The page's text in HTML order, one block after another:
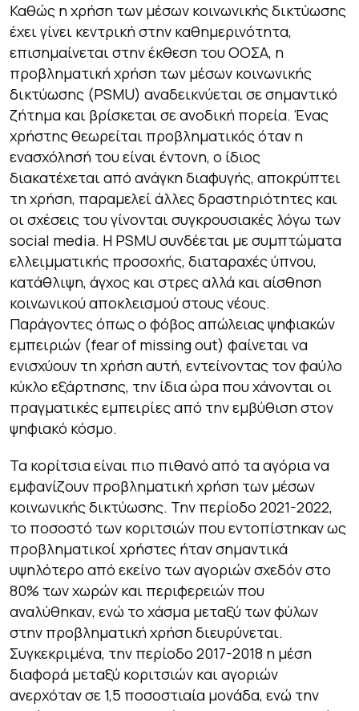
Καθώς η χρήση των μέσων κοινωνικής δικτύωσης
έχει γίνει κεντρική στην καθημερινότητα,
επισημαίνεται στην έκθεση του ΟΟΣΑ, η
προβληματική χρήση των μέσων κοινωνικής
δικτύωσης (PSMU) αναδεικνύεται σε σημαντικό
ζήτημα και βρίσκεται σε ανοδική πορεία. Ένας
χρήστης θεωρείται προβληματικός όταν η
ενασχόλησή του είναι έντονη, ο ίδιος
διακατέχεται από ανάγκη διαφυγής, αποκρύπτει
τη χρήση, παραμελεί άλλες δραστηριότητες και
οι σχέσεις του γίνονται συγκρουσιακές λόγω των
social media. Η PSMU συνδέεται με συμπτώματα
ελλειμματικής προσοχής, διαταραχές ύπνου,
κατάθλιψη, άγχος και στρες αλλά και αίσθηση
κοινωνικού αποκλεισμού στους νέους.
Παράγοντες όπως ο φόβος απώλειας ψηφιακών
εμπειριών (fear of missing out) φαίνεται να
ενισχύουν τη χρήση αυτή, εντείνοντας τον φαύλο
κύκλο εξάρτησης, την ίδια ώρα που χάνονται οι
πραγματικές εμπειρίες από την εμβύθιση στον
ψηφιακό κόσμο.
Τα κορίτσια είναι πιο πιθανό από τα αγόρια να
εμφανίζουν προβληματική χρήση των μέσων
κοινωνικής δικτύωσης. Την περίοδο 2021-2022,
το ποσοστό των κοριτσιών που εντοπίστηκαν ως
προβληματικοί χρήστες ήταν σημαντικά
υψηλότερο από εκείνο των αγοριών σχεδόν στο
80% των χωρών και περιφερειών που
αναλύθηκαν, ενώ το χάσμα μεταξύ των φύλων
στην προβληματική χρήση διευρύνεται.
Συγκεκριμένα, την περίοδο 2017-2018 η μέση
διαφορά μεταξύ κοριτσιών και αγοριών
ανερχόταν σε 1,5 ποσοστιαία μονάδα, ενώ την